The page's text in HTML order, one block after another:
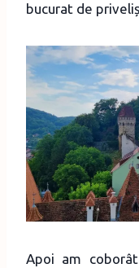
bucurat de
Apoi am